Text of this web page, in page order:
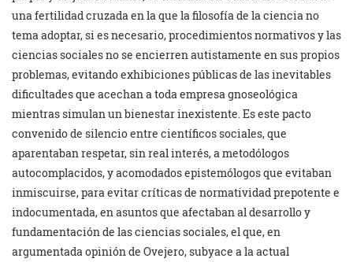
una fertilidad cruzada en la que la filosofía de la ciencia no
tema adoptar, si es necesario, procedimientos normativos y las
ciencias sociales no se encierren autistamente en sus propios
problemas, evitando exhibiciones públicas de las inevitables
dificultades que acechan a toda empresa gnoseológica
mientras simulan un bienestar inexistente. Es este pacto
convenido de silencio entre científicos sociales, que
aparentaban respetar, sin real interés, a metodólogos
autocomplacidos, y acomodados epistemólogos que evitaban
inmiscuirse, para evitar críticas de normatividad prepotente e
indocumentada, en asuntos que afectaban al desarrollo y
fundamentación de las ciencias sociales, el que, en
argumentada opinión de Ovejero, subyace a la actual